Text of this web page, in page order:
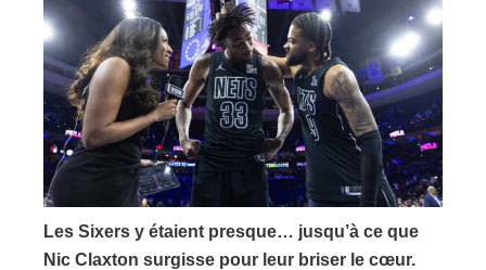
Les Sixers y étaient presque… jusqu’à ce que
Nic Claxton surgisse pour leur briser le cœur.